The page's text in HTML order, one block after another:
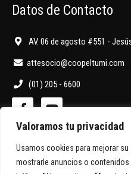
Valoramos tu privacidad
Usamos cookies para mejorar su
mostrarle anuncios o
Datos de Contacto
AV. 06 de agosto #551 -
attesocio@coopeltumi.com
(01) 205 - 6600